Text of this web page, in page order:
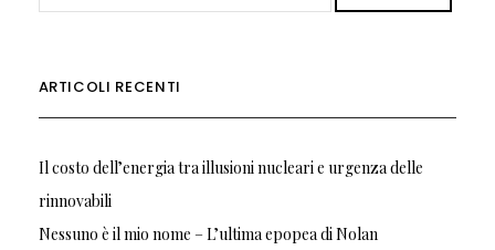
ARTICOLI RECENTI
Il costo dell’energia tra illusioni nucleari e urgenza delle
rinnovabili
Nessuno è il mio nome – L’ultima epopea di Nolan